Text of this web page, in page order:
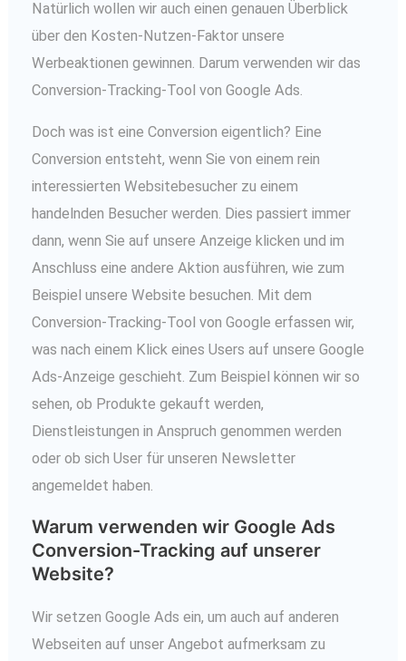
Natürlich wollen wir auch einen genauen Überblick
über den Kosten-Nutzen-Faktor unsere
Werbeaktionen gewinnen. Darum verwenden wir das
Conversion-Tracking-Tool von Google Ads.
Doch was ist eine Conversion eigentlich? Eine
Conversion entsteht, wenn Sie von einem rein
interessierten Websitebesucher zu einem
handelnden Besucher werden. Dies passiert immer
dann, wenn Sie auf unsere Anzeige klicken und im
Anschluss eine andere Aktion ausführen, wie zum
Beispiel unsere Website besuchen. Mit dem
Conversion-Tracking-Tool von Google erfassen wir,
was nach einem Klick eines Users auf unsere Google
Ads-Anzeige geschieht. Zum Beispiel können wir so
sehen, ob Produkte gekauft werden,
Dienstleistungen in Anspruch genommen werden
oder ob sich User für unseren Newsletter
angemeldet haben.
Warum verwenden wir Google Ads
Conversion-Tracking auf unserer
Website?
Wir setzen Google Ads ein, um auch auf anderen
Webseiten auf unser Angebot aufmerksam zu